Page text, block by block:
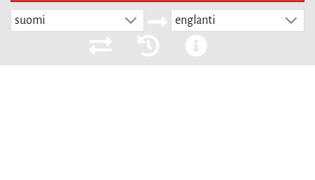
suomi englanti